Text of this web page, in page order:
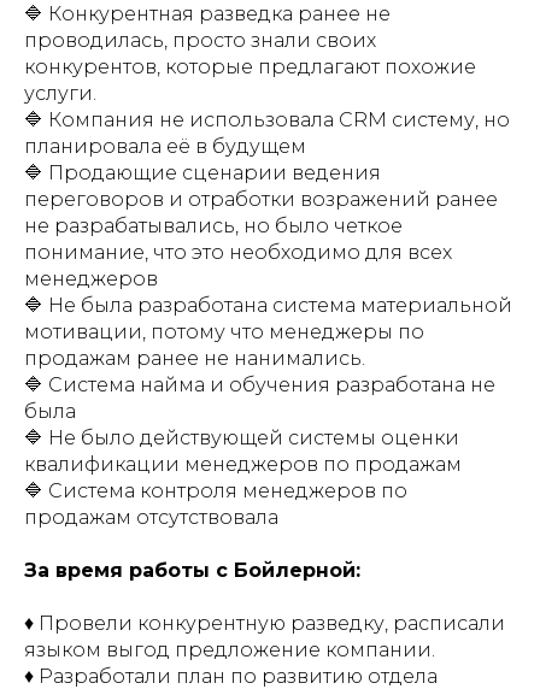
🔷 Конкурентная разведка ранее не
проводилась, просто знали своих
конкурентов, которые предлагают похожие
услуги.
🔷 Компания не использовала CRM систему, но
планировала её в будущем
🔷 Продающие сценарии ведения
переговоров и отработки возражений ранее
не разрабатывались, но было четкое
понимание, что это необходимо для всех
менеджеров
🔷 Не была разработана система материальной
мотивации, потому что менеджеры по
продажам ранее не нанимались.
🔷 Система найма и обучения разработана не
была
🔷 Не было действующей системы оценки
квалификации менеджеров по продажам
🔷 Система контроля менеджеров по
продажам отсутствовала
За время работы с Бойлерной:
♦️ Провели конкурентную разведку, расписали
языком выгод предложение компании.
♦️ Разработали план по развитию отдела